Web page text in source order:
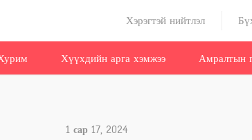
Хэрэгтэй нийтлэл
Хүүхдийн арга хэмжээ Амралтын
1 сар 17, 2024